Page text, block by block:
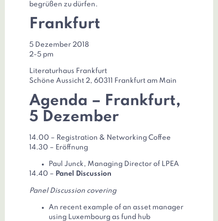
begrüßen zu dürfen.
Frankfurt
5 Dezember 2018
2-5 pm
Literaturhaus Frankfurt
Schöne Aussicht 2, 60311 Frankfurt am Main
Agenda – Frankfurt,
5 Dezember
14.00 – Registration & Networking Coffee
14.30 – Eröffnung
Paul Junck, Managing Director of LPEA
14.40 – Panel Discussion
Panel Discussion covering
An recent example of an asset manager
using Luxembourg as fund hub